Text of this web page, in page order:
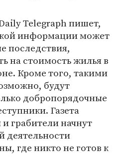
Telegraph пишет,
информации может
последствия,
на стоимость жилья в
Кроме того, такими
будут
добропорядочные
Газета
грабители начнут
деятельности
где никто не готов к